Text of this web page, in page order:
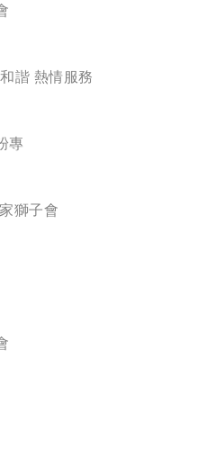
諧 熱情服務
專
獅子會